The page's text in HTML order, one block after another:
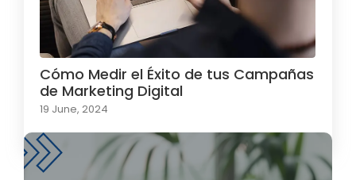
Cómo Medir el Éxito de tus Campañas
de Marketing Digital
19 June, 2024